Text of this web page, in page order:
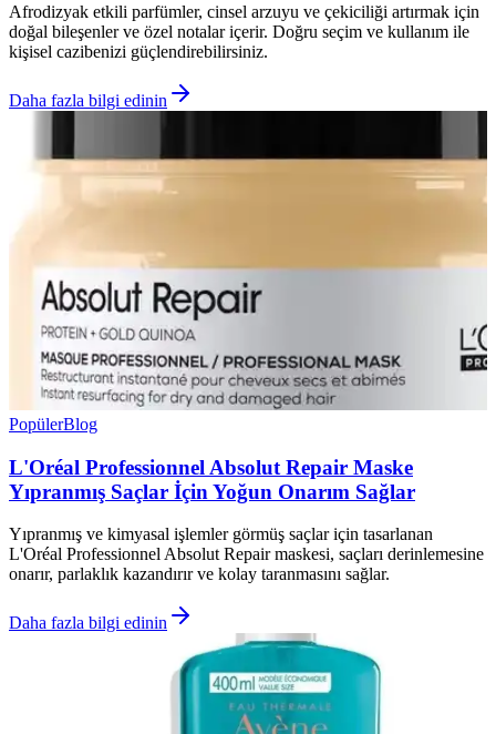
Afrodizyak etkili parfümler, cinsel arzuyu ve çekiciliği artırmak için
doğal bileşenler ve özel notalar içerir. Doğru seçim ve kullanım ile
kişisel cazibenizi güçlendirebilirsiniz.
Daha fazla bilgi edinin
PopülerBlog
L'Oréal Professionnel Absolut Repair Maske
Yıpranmış Saçlar İçin Yoğun Onarım Sağlar
Yıpranmış ve kimyasal işlemler görmüş saçlar için tasarlanan
L'Oréal Professionnel Absolut Repair maskesi, saçları derinlemesine
onarır, parlaklık kazandırır ve kolay taranmasını sağlar.
Daha fazla bilgi edinin